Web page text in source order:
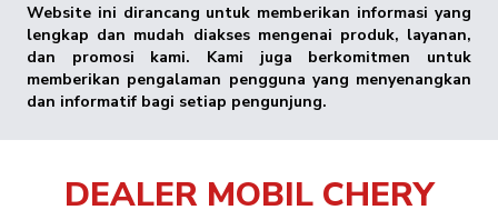
Website ini dirancang untuk memberikan informasi yang
lengkap dan mudah diakses mengenai produk, layanan,
dan promosi kami. Kami juga berkomitmen untuk
memberikan pengalaman pengguna yang menyenangkan
dan informatif bagi setiap pengunjung.
DEALER MOBIL CHERY